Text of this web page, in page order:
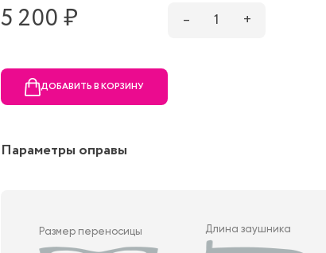
5 200 ₷ – 1 +
ДОБАВИТЬ В КОРЗИНУ
Параметры оправы
Размер переносицы Длина заушника